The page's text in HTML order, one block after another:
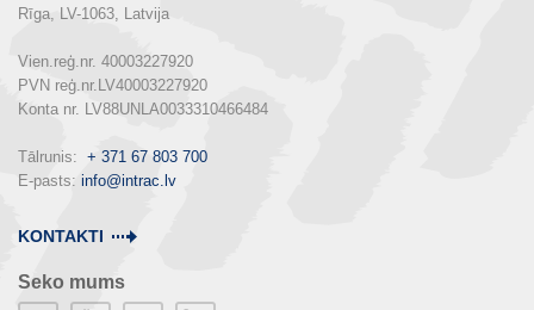
Rīga, LV-1063, Latvija
Vien.reģ.nr. 40003227920
PVN reģ.nr.LV40003227920
Konta nr. LV88UNLA0033310466484
Tālrunis: + 371 67 803 700
E-pasts: info@intrac.lv
KONTAKTI
Seko mums